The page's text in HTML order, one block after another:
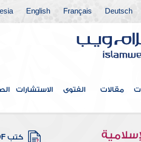
Deutsch
Français
English
مقالات الفتوى الاستشارات
كتب PDF